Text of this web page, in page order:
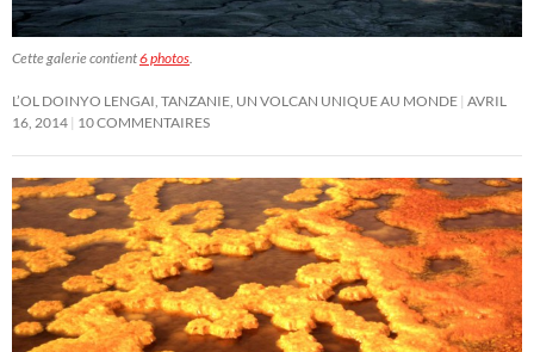
Cette galerie contient6 photos.
L’OL DOINYO LENGAI, TANZANIE, UN VOLCAN UNIQUE AU MONDE AVRIL
16, 2014 10 COMMENTAIRES